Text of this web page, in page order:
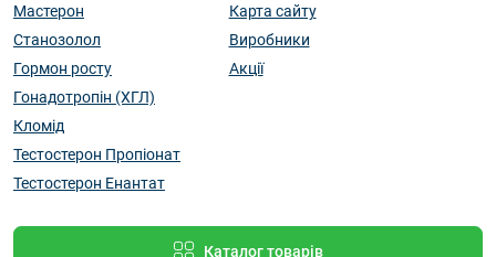
Мастерон
Станозолол
Гормон росту
Гонадотропін (ХГЛ)
Кломід
Тестостерон Пропіонат
Тестостерон Енантат
Карта сайту
Виробники
Акції
Каталог товарів